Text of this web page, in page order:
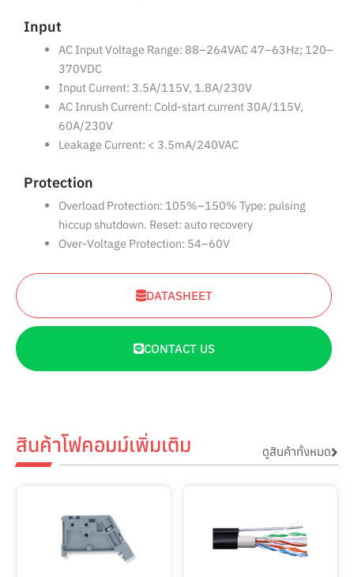
Input
AC Input Voltage Range: 88–264VAC 47–63Hz; 120–
370VDC
Input Current: 3.5A/115V, 1.8A/230V
AC Inrush Current: Cold-start current 30A/115V,
60A/230V
Leakage Current: < 3.5mA/240VAC
Protection
Overload Protection: 105%–150% Type: pulsing
hiccup shutdown. Reset: auto recovery
Over-Voltage Protection: 54–60V
DATASHEET
CONTACT US
สินค้าโฟคอมม์เพิ่มเติม ดูสินค้าทั้งหมด